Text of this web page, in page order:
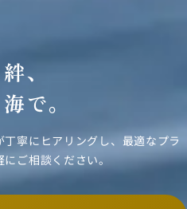
、
で。
寧にヒアリングし、 最適なプラ
ご相談ください。